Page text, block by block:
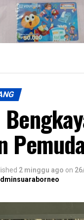
(MAHAJUNA)
2 minggu ago on